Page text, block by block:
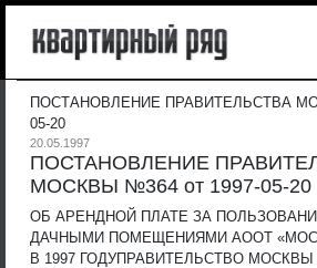
ПОСТАНОВЛЕНИЕ ПРАВИТЕЛЬСТВА
05-20
20.05.1997
ПОСТАНОВЛЕНИЕ
МОСКВЫ №364 от 1997-05-20
ОБ АРЕНДНОЙ ПЛАТЕ ЗА
ДАЧНЫМИ ПОМЕЩЕНИЯМИ АООТ
В 1997 ГОДУПРАВИТЕЛЬСТВО МОСКВЫ